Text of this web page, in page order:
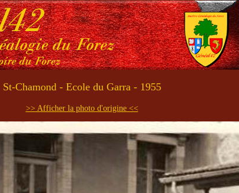
St-Chamond - Ecole du Garra - 1955
>> Afficher la photo d'origine <<